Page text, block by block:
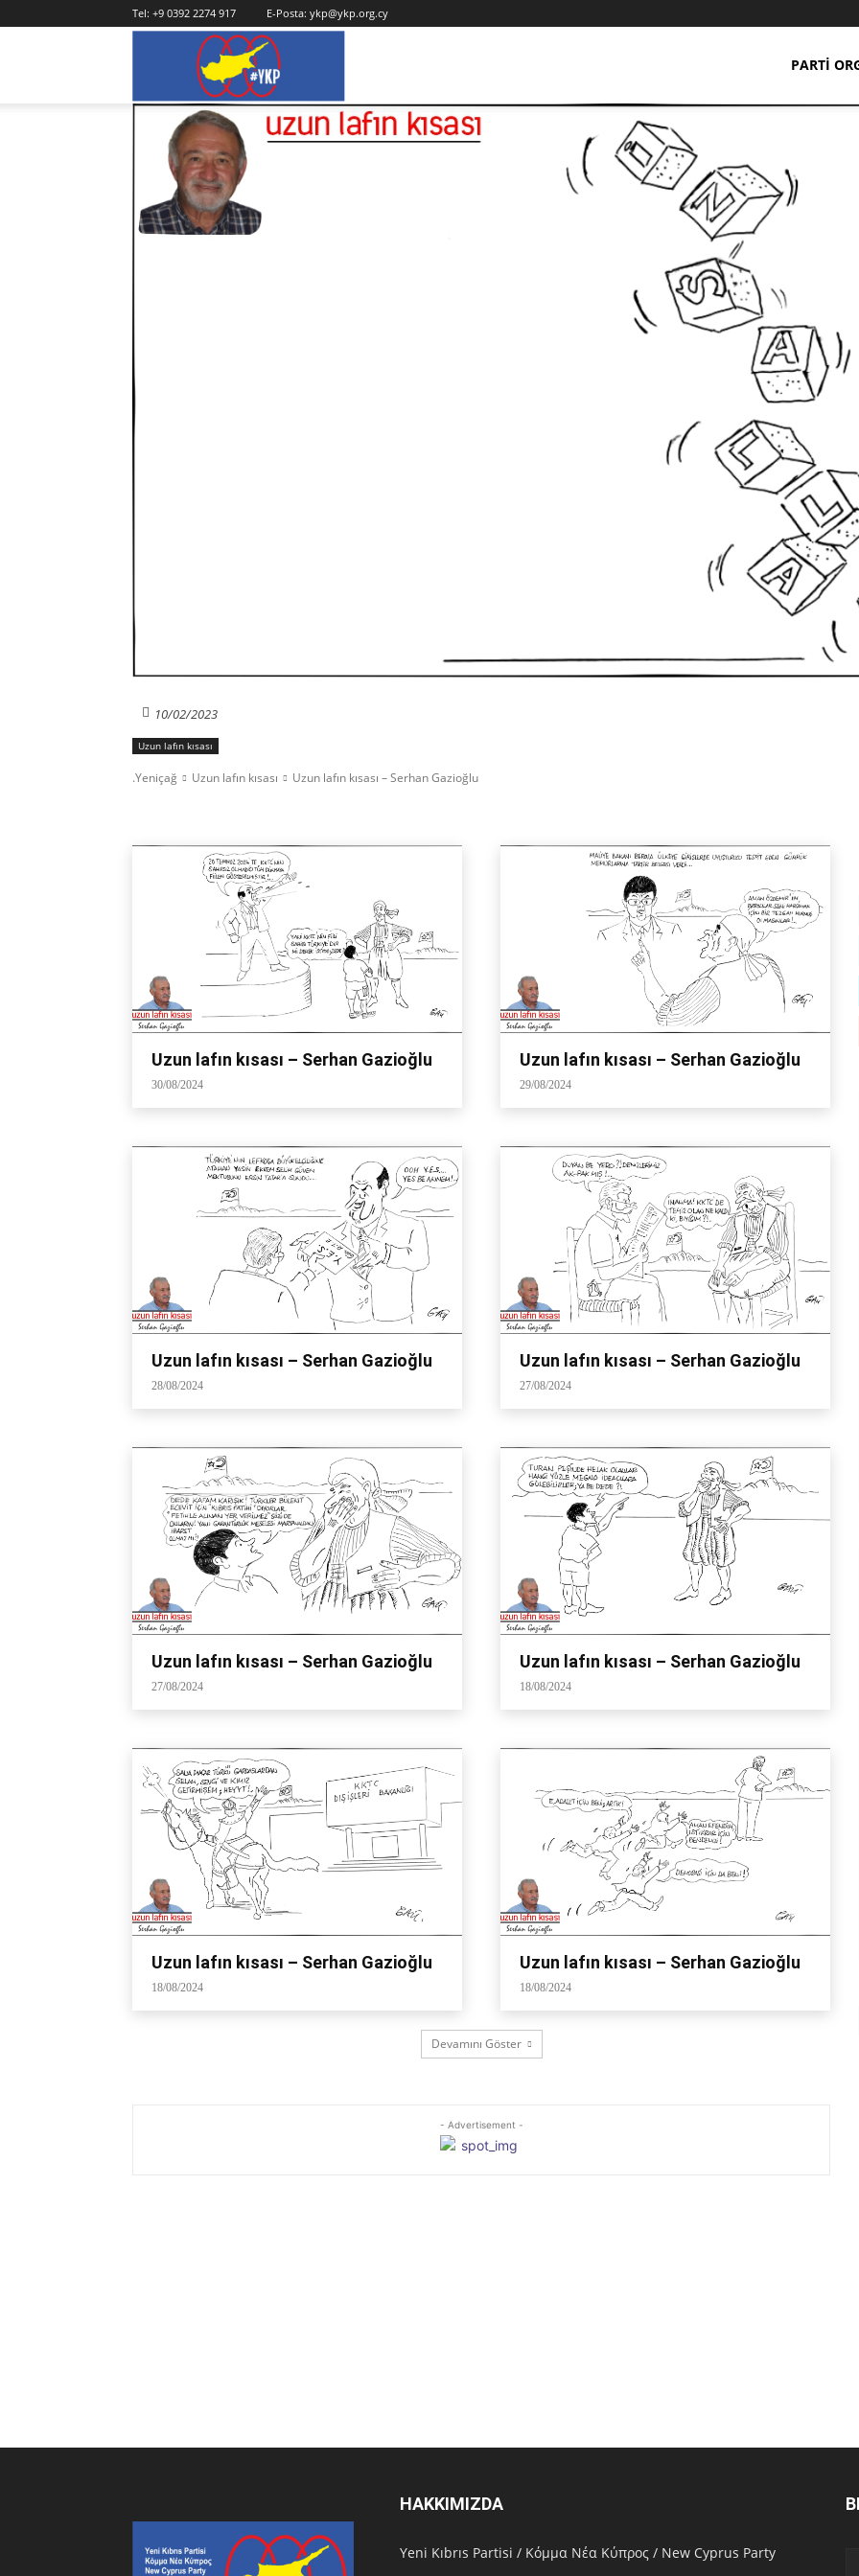
Tel: +9 0392 2274 917 E-Posta: ykp@ykp.org.cy
PARTI
10/02/2023
Uzun lafın kısası
.Yeniçağ Uzun lafın kısası Uzun lafın kısası – Serhan Gazioğlu
Uzun lafın kısası – Serhan Gazioğlu
30/08/2024
Uzun lafın kısası – Serhan Gazioğlu
29/08/2024
Uzun lafın kısası – Serhan Gazioğlu
28/08/2024
Uzun lafın kısası – Serhan Gazioğlu
27/08/2024
Uzun lafın kısası – Serhan Gazioğlu
27/08/2024
Uzun lafın kısası – Serhan Gazioğlu
18/08/2024
Uzun lafın kısası – Serhan Gazioğlu
18/08/2024
Uzun lafın kısası – Serhan Gazioğlu
18/08/2024
Devamını Göster
- Advertisement -
HAKKIMIZDA
Υeni Kıbrıs Partisi / Κόμμα Νέα Κύπρος / New Cyprus Party